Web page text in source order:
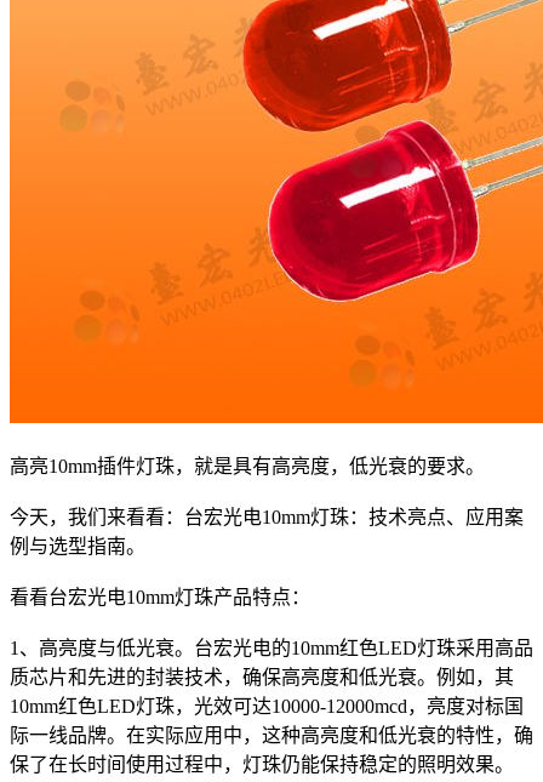
高亮10mm插件灯珠，就是具有高亮度，低光衰的要求。
今天，我们来看看：台宏光电10mm灯珠：技术亮点、应用案
例与选型指南。
看看台宏光电10mm灯珠产品特点：
1、高亮度与低光衰。台宏光电的10mm红色LED灯珠采用高品
质芯片和先进的封装技术，确保高亮度和低光衰。例如，其
10mm红色LED灯珠，光效可达10000-12000mcd，亮度对标国
际一线品牌。在实际应用中，这种高亮度和低光衰的特性，确
保了在长时间使用过程中，灯珠仍能保持稳定的照明效果。